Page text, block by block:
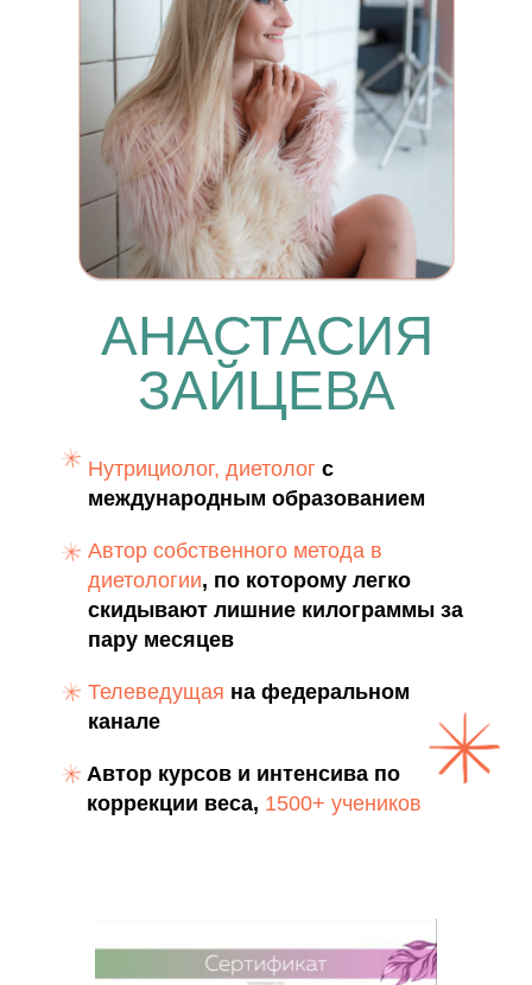
АНАСТАСИЯ
ЗАЙЦЕВА
Нутрициолог, диетолог с
международным образованием
Автор курсов и интенсива по
коррекции веса, 1500+ учеников
Автор собственного метода в
диетологии, по которому легко
скидывают лишние килограммы за
пару месяцев
Телеведущая на федеральном
канале